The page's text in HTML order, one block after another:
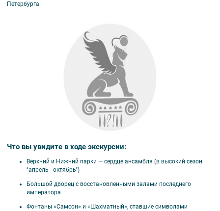
Петербурга.
Что вы увидите в ходе экскурсии:
Верхний и Нижний парки — сердце ансамбля (в высокий сезон
"апрель - октябрь")
Большой дворец с восстановленными залами последнего
императора
Фонтаны «Самсон» и «Шахматный», ставшие символами